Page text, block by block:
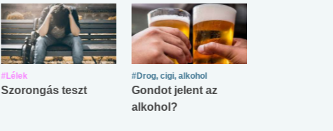
#Lélek
Szorongás teszt
#Drog, cigi, alkohol
Gondot jelent az
alkohol?